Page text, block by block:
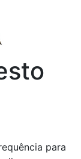
para